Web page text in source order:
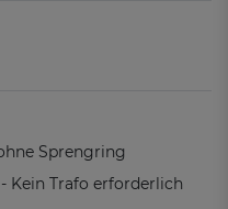
Sprengring
Kein Trafo erforderlich